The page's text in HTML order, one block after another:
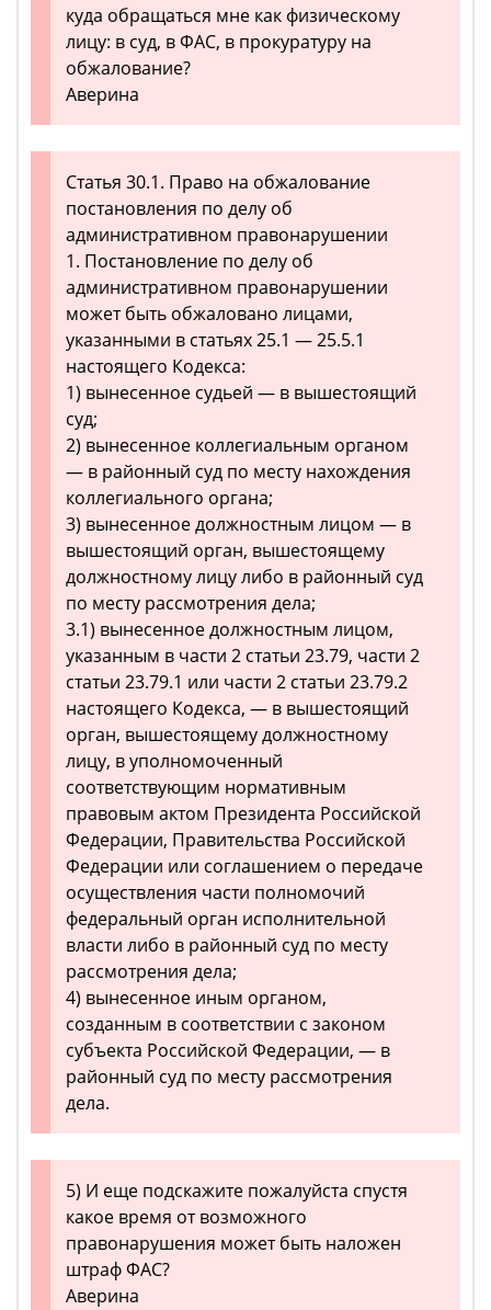
куда обращаться мне как физическому
лицу: в суд, в ФАС, в прокуратуру на
обжалование?
Аверина
Статья 30.1. Право на обжалование
постановления по делу об
административном правонарушении
1. Постановление по делу об
административном правонарушении
может быть обжаловано лицами,
указанными в статьях 25.1 — 25.5.1
настоящего Кодекса:
1) вынесенное судьей — в вышестоящий
суд;
2) вынесенное коллегиальным органом
— в районный суд по месту нахождения
коллегиального органа;
3) вынесенное должностным лицом — в
вышестоящий орган, вышестоящему
должностному лицу либо в районный суд
по месту рассмотрения дела;
3.1) вынесенное должностным лицом,
указанным в части 2 статьи 23.79, части 2
статьи 23.79.1 или части 2 статьи 23.79.2
настоящего Кодекса, — в вышестоящий
орган, вышестоящему должностному
лицу, в уполномоченный
соответствующим нормативным
правовым актом Президента Российской
Федерации, Правительства Российской
Федерации или соглашением о передаче
осуществления части полномочий
федеральный орган исполнительной
власти либо в районный суд по месту
рассмотрения дела;
4) вынесенное иным органом,
созданным в соответствии с законом
субъекта Российской Федерации, — в
районный суд по месту рассмотрения
дела.
5) И еще подскажите пожалуйста спустя
какое время от возможного
правонарушения может быть наложен
штраф ФАС?
Аверина